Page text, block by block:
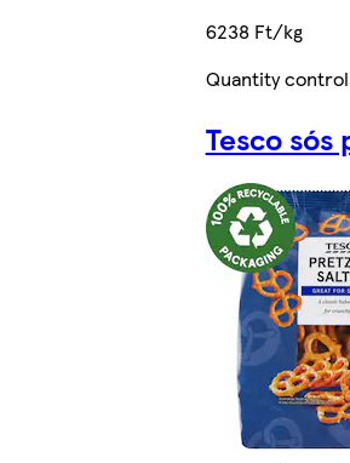
6238 Ft/kg
Quantity
Tesco sós